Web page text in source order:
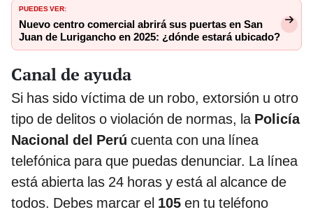
PUEDES VER:
Nuevo centro comercial abrirá sus puertas en San
Juan de Lurigancho en 2025: ¿dónde estará ubicado?
Canal de ayuda
Si has sido víctima de un robo, extorsión u otro
tipo de delitos o violación de normas, la Policía
Nacional del Perú cuenta con una línea
telefónica para que puedas denunciar. La línea
está abierta las 24 horas y está al alcance de
todos. Debes marcar el 105 en tu teléfono